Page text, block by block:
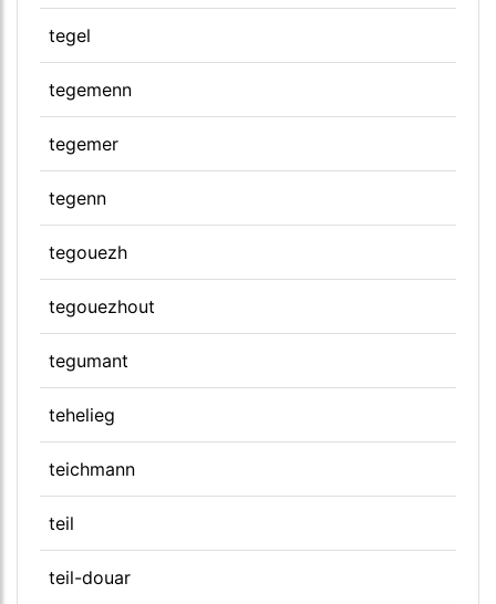
tegel
tegemenn
tegemer
tegenn
tegouezh
tegouezhout
tegumant
tehelieg
teichmann
teil
teil-douar